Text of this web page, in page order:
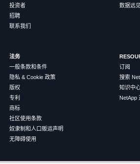
投资者
招聘
联系我们
数据远
法务
一般条款和条件
隐私 & Cookie 政策
版权
专利
商标
社区使用条款
奴隶制和人口贩运声明
无障碍使用
订阅
搜索
知识中
NetApp